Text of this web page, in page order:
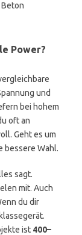
Power?
und
bei hohem
oft an
Geht es um
bessere Wahl.
sagt.
mit. Auch
du dir
ist 400–